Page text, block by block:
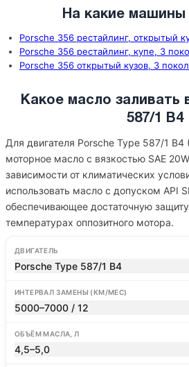
На какие машины
Porsche 356 рестайлинг, открытый
Porsche 356 рестайлинг, купе, 3
Porsche 356 открытый кузов, 3
Какое масло заливать
587/1 B4
Для двигателя Porsche Type 587/1
моторное масло с вязкостью SAE
зависимости от климатических
использовать масло с допуском API
обеспечивающее достаточную
температурах оппозитного мотора.
ДВИГАТЕЛЬ
Porsche Type 587/1 B4
ИНТЕРВАЛ ЗАМЕНЫ (КМ/МЕС)
5000–7000 / 12
ОБЪЁМ МАСЛА, Л
4,5–5,0